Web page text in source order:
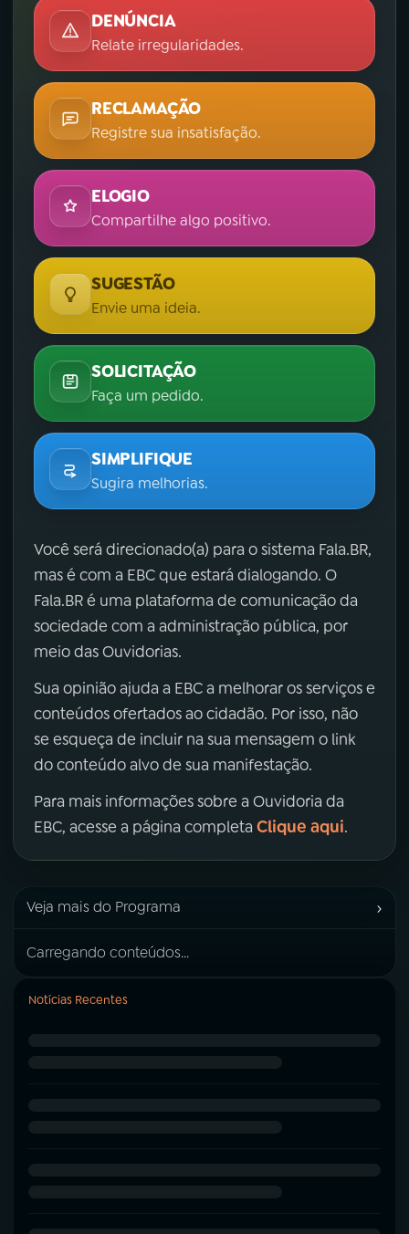
DENÚNCIA
Relate irregularidades.
RECLAMAÇÃO
Registre sua insatisfação.
ELOGIO
Compartilhe algo positivo.
SUGESTÃO
Envie uma ideia.
SOLICITAÇÃO
Faça um pedido.
SIMPLIFIQUE
Sugira melhorias.
Você será direcionado(a) para o sistema Fala.BR,
mas é com a EBC que estará dialogando. O
Fala.BR é uma plataforma de comunicação da
sociedade com a administração pública, por
meio das Ouvidorias.
Sua opinião ajuda a EBC a melhorar os serviços e
conteúdos ofertados ao cidadão. Por isso, não
se esqueça de incluir na sua mensagem o link
do conteúdo alvo de sua manifestação.
Para mais informações sobre a Ouvidoria da
EBC, acesse a página completa Clique aqui.
Veja mais do Programa ›
Carregando conteúdos...
Notícias Recentes